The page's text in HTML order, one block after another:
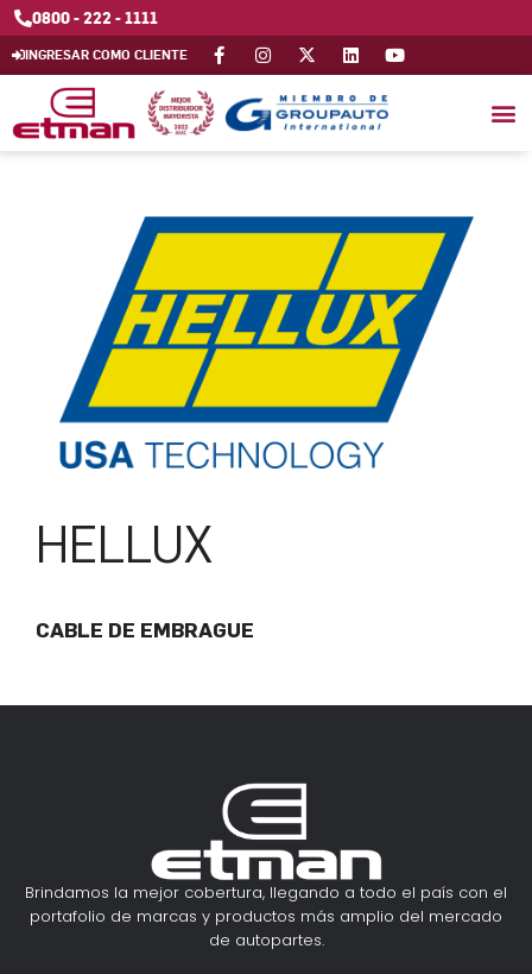
0800 - 222 - 1111
INGRESAR COMO CLIENTE
HELLUX
CABLE DE EMBRAGUE
Brindamos la mejor cobertura, llegando a todo el país con el
portafolio de marcas y productos más amplio del mercado
de autopartes.